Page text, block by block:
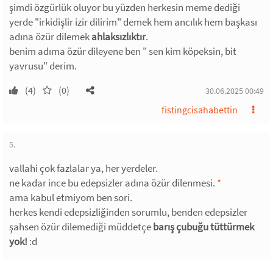
şimdi özgürlük oluyor bu yüzden herkesin meme dediği
yerde "irkidişlir izir dilirim" demek hem ancılık hem başkası
adına özür dilemekahlaksızlıktır.
benim adıma özür dileyene ben " sen kim köpeksin, bit
yavrusu" derim.
(4) (0) 30.06.2025 00:49
fistingcisahabettin
5.
vallahi çok fazlalar ya, her yerdeler.
ne kadar ince bu edepsizler adına özür dilenmesi. *
ama kabul etmiyom ben sori.
herkes kendi edepsizliğinden sorumlu, benden edepsizler
şahsen özür dilemediği müddetçebarış çubuğu tüttürmek
yok! :d